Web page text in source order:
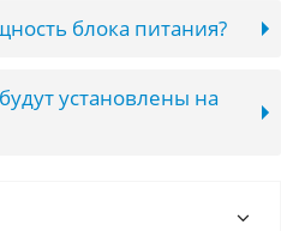
блока питания?
установлены на